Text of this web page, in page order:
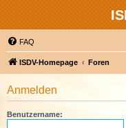
FAQ
ISDV-Homepage Foren
Anmelden
Benutzername: